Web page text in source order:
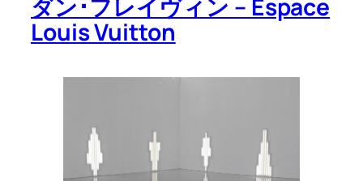
ダン･フレイヴィン – Espace
Louis Vuitton